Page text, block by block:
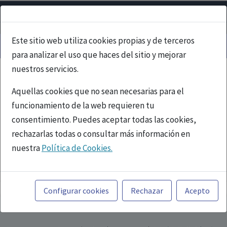
Este sitio web utiliza cookies propias y de terceros
para analizar el uso que haces del sitio y mejorar
nuestros servicios.
Aquellas cookies que no sean necesarias para el
funcionamiento de la web requieren tu
consentimiento. Puedes aceptar todas las cookies,
rechazarlas todas o consultar más información en
nuestraPolítica de Cookies.
Toda la información incluida en la Página Web está
referida a productos del mercado español y, por
tanto, dirigida a profesionales sanitarios legalmente
facultados para prescribir o dispensar medicamentos
Configurar cookies Rechazar Acepto